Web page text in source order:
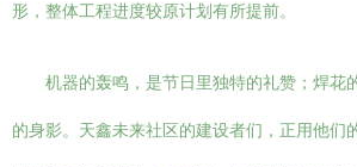
形，整体工程进度较原计划有所提前。
机器的轰鸣，是节日里独特的礼赞；焊花
的身影。天鑫未来社区的建设者们，正用他们